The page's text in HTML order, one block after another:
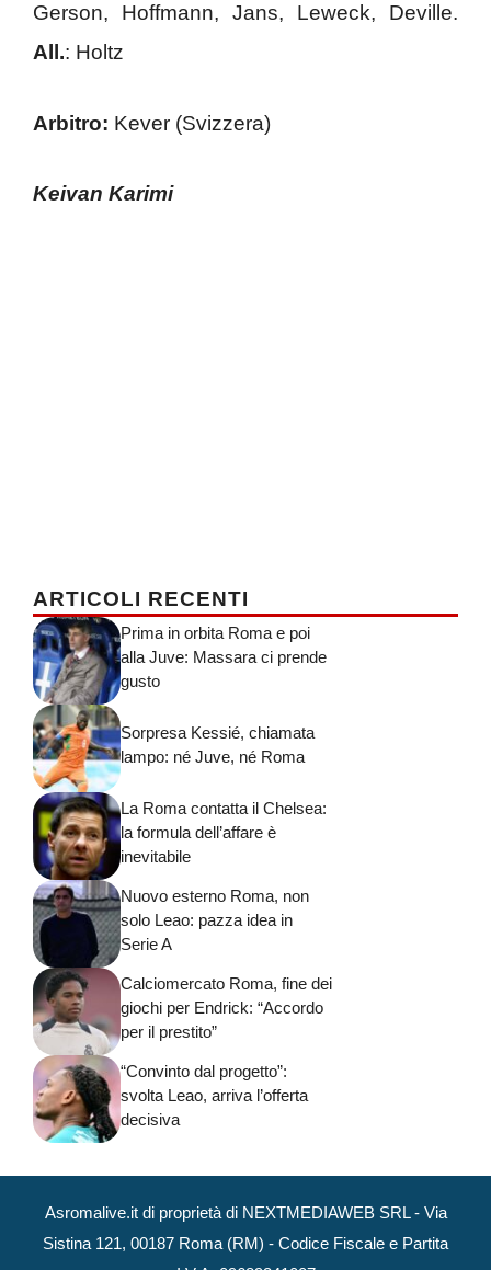
Gerson, Hoffmann, Jans, Leweck, Deville.
All.: Holtz
Arbitro: Kever (Svizzera)
Keivan Karimi
ARTICOLI RECENTI
Prima in orbita Roma e poi
alla Juve: Massara ci prende
gusto
Sorpresa Kessié, chiamata
lampo: né Juve, né Roma
La Roma contatta il Chelsea:
la formula dell’affare è
inevitabile
Nuovo esterno Roma, non
solo Leao: pazza idea in
Serie A
Calciomercato Roma, fine dei
giochi per Endrick: “Accordo
per il prestito”
“Convinto dal progetto”:
svolta Leao, arriva l’offerta
decisiva
Asromalive.it di proprietà di NEXTMEDIAWEB SRL - Via
Sistina 121, 00187 Roma (RM) - Codice Fiscale e Partita